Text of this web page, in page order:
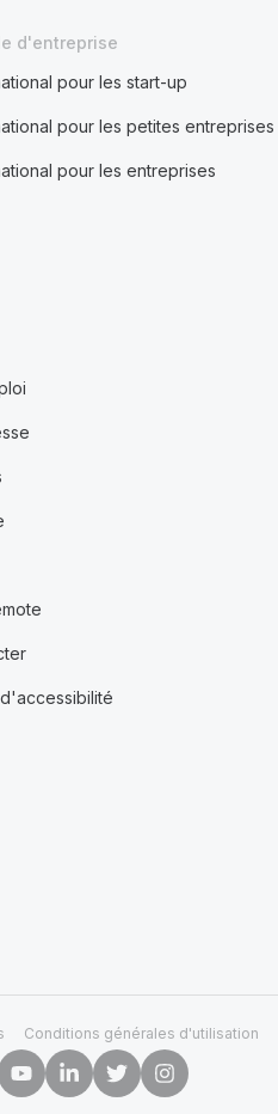
d'entreprise
pour les start-up
pour les petites entreprises
pour les entreprises
Conditions générales d'utilisation